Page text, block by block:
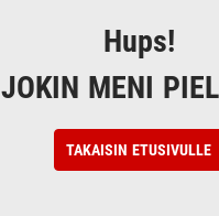
Hups!
JOKIN MENI
TAKAISIN ETUSIVULLE